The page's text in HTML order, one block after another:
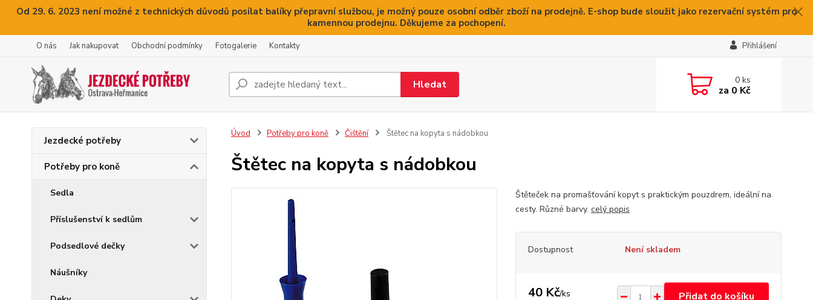
Od 29. 6. 2023 není možné z technických důvodů posílat balíky přepravní službou, je možný pouze osobní odběr zboží na prodejně. E-shop bude sloužit jako rezervační systém pro
kamennou prodejnu. Děkujeme za pochopení.
O nás Jak nakupovat Obchodní podmínky Fotogalerie Kontakty Přihlášení
Hledat 0ks
za 0 Kč
Jezdecké potřeby
Potřeby pro koně
Sedla
Příslušenství k sedlům
Podsedlové dečky
Náušníky
Úvod Potřeby pro koně Čištění Štětec na kopyta s nádobkou
Štětec na kopyta s nádobkou
Štěteček na promašťování kopyt s praktickým pouzdrem, ideální na
cesty. Různé barvy. celý popis
Dostupnost Není skladem
40 Kč/ks Přidat do košíku